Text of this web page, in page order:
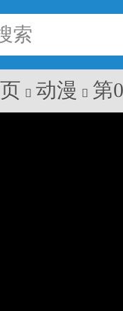
索
 动漫  第